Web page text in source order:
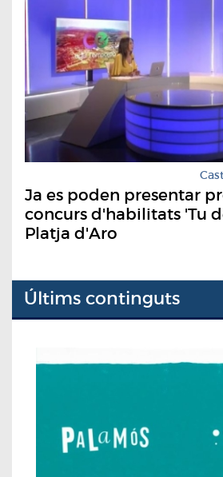
Ja es poden presentar
concurs d'habilitats 'Tu
Platja d'Aro
Últims continguts